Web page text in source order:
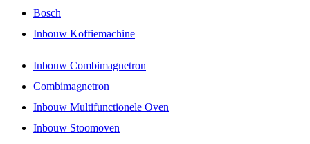
Bosch
Inbouw Koffiemachine
Inbouw Combimagnetron
Combimagnetron
Inbouw Multifunctionele Oven
Inbouw Stoomoven